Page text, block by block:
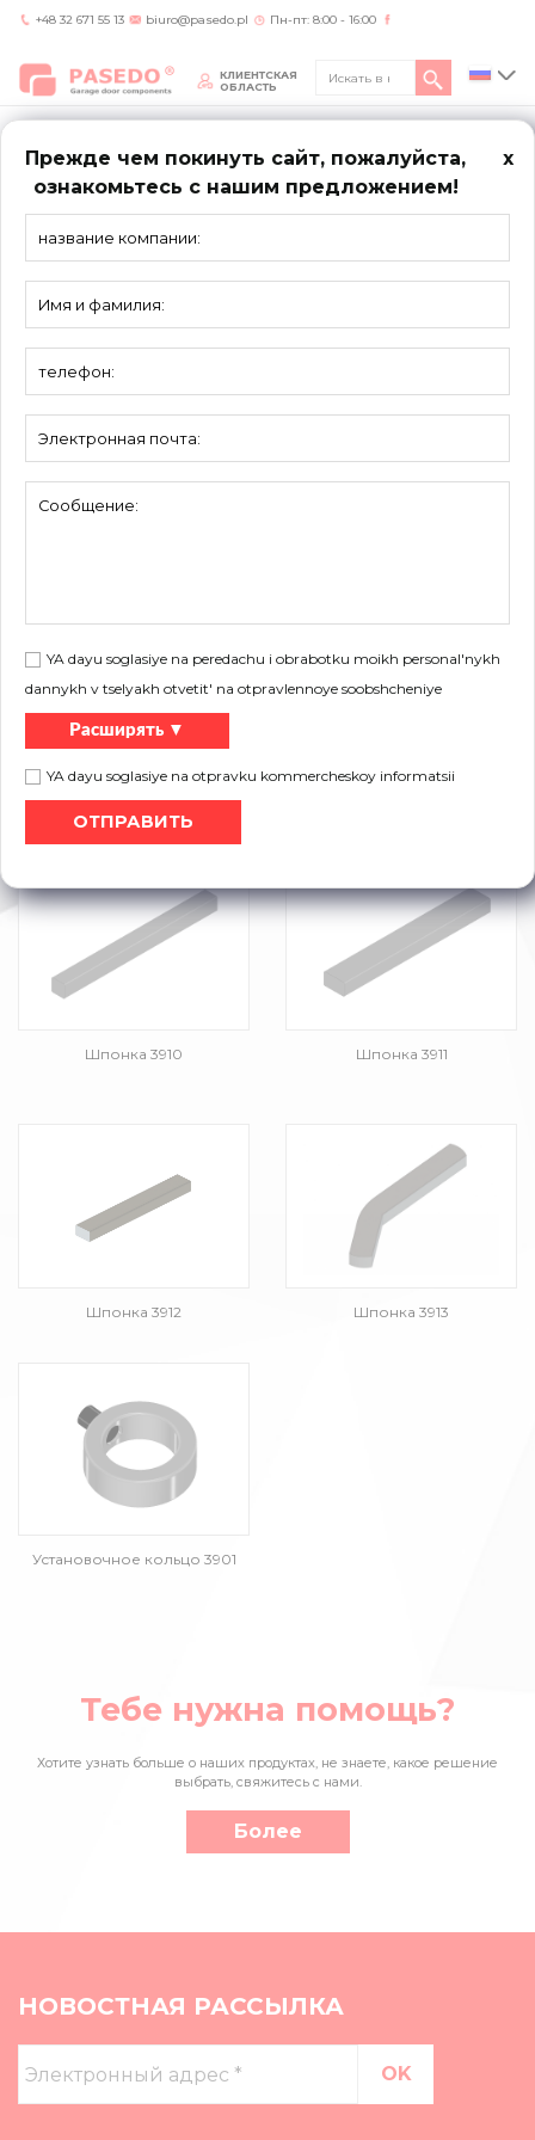
+48 32 671 55 13 biuro@pasedo.pl Пн-пт: 8:00 - 16:00
КЛИЕНТСКАЯ
ОБЛАСТЬ
Прежде чем покинуть сайт, пожалуйста,
ознакомьтесь с нашим предложением!
x
YA dayu soglasiye na peredachu i obrabotku moikh personal'nykh
dannykh v tselyakh otvetit' na otpravlennoye soobshcheniye
Расширять ▼
YA dayu soglasiye na otpravku kommercheskoy informatsii
Home/Продукты/Валы
ВАЛЫ
Пустотелый вал с пазом под
шпонку 3830
Шпонка 3910 Шпонка 3911
Шпонка 3912 Шпонка 3913
Установочное кольцо 3901
Тебе нужна помощь?
Хотите узнать больше о наших продуктах, не знаете, какое решение
выбрать, свяжитесь с нами.
Более
НОВОСТНАЯ РАССЫЛКА
адрес
*